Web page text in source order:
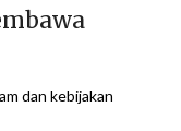
dan kebijakan